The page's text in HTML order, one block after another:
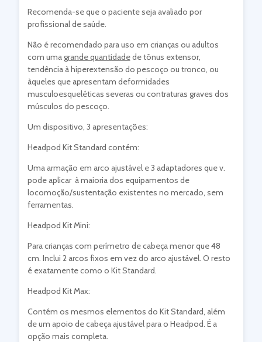
Recomenda-se que o paciente seja avaliado por
profissional de saúde.
Não é recomendado para uso em crianças ou adultos
com umagrande quantidadede tônus extensor,
tendência à hiperextensão do pescoço ou tronco, ou
àqueles que apresentam deformidades
musculoesqueléticas severas ou contraturas graves dos
músculos do pescoço.
Um dispositivo, 3 apresentações:
Headpod Kit Standard contém:
Uma armação em arco ajustável e 3 adaptadores que v.
pode aplicar à maioria dos equipamentos de
locomoção/sustentação existentes no mercado, sem
ferramentas.
Headpod Kit Mini:
Para crianças com perímetro de cabeça menor que 48
cm. Inclui 2 arcos fixos em vez do arco ajustável. O resto
é exatamente como o Kit Standard.
Headpod Kit Max:
Contém os mesmos elementos do Kit Standard, além
de um apoio de cabeça ajustável para o Headpod. É a
opção mais completa.